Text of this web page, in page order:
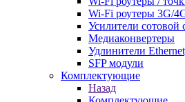
Wi-Fi роутеры 3G/
Усилители сотовой
Медиаконвертеры
Удлинители
SFP модули
Комплектующие
Назад